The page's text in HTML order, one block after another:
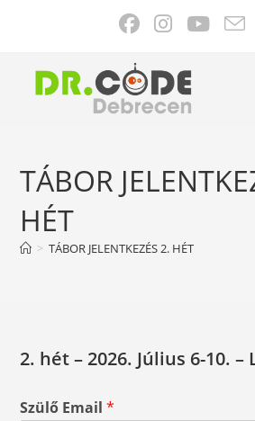
TÁBOR
HÉT
> TÁBOR JELENTKEZÉS 2. HÉT
2. hét– 2026. Július 6-10. –
Szülő Email*